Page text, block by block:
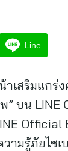
Line
เสริมแกร่
” บน
Official
มรู้ภัยไซเ